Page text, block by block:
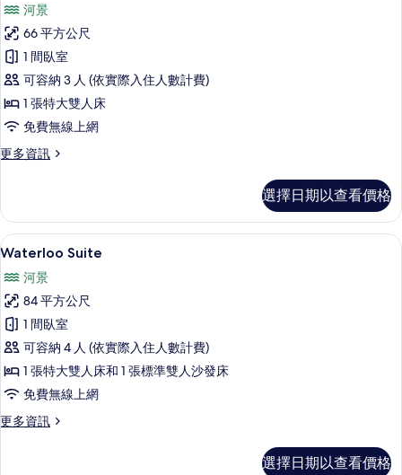
Royal
Horseguards
Suite
的
所
有
相
河景
66 平方公尺
1 間臥室
可容納 3 人 (依實際入住人數計費)
1 張特大雙人床
免費無線上網
更多資訊
更
Suite
的
詳
選擇日期以查看價格
顯
Waterloo
Suite
的
所
有
相
片
Waterloo Suite | 埃及棉床單、高級寢
8
Waterloo Suite
河景
84 平方公尺
1 間臥室
可容納 4 人 (依實際入住人數計費)
1 張特大雙人床和 1 張標準雙人沙發床
免費無線上網
更多資訊
更
選擇日期以查看價格